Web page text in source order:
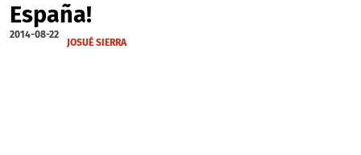
España!
2014-08-22
JOSUÉ SIERRA